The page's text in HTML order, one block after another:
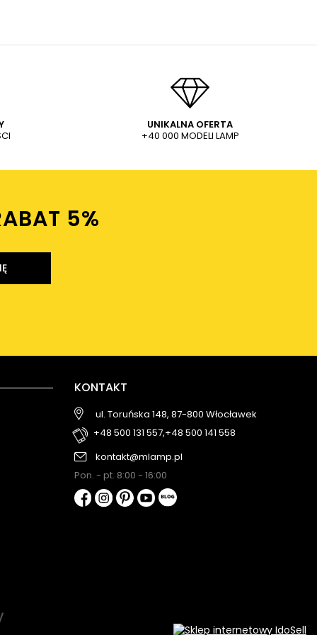
UNIKALNA OFERTA
+40 000 MODELI LAMP
5%ㅤ
KONTAKT
ul. Toruńska 148, 87-800 Włocławek
+48 500 131 557,+48 500 141 558
kontakt@mlamp.pl
Pon. - pt. 8:00 - 16:00